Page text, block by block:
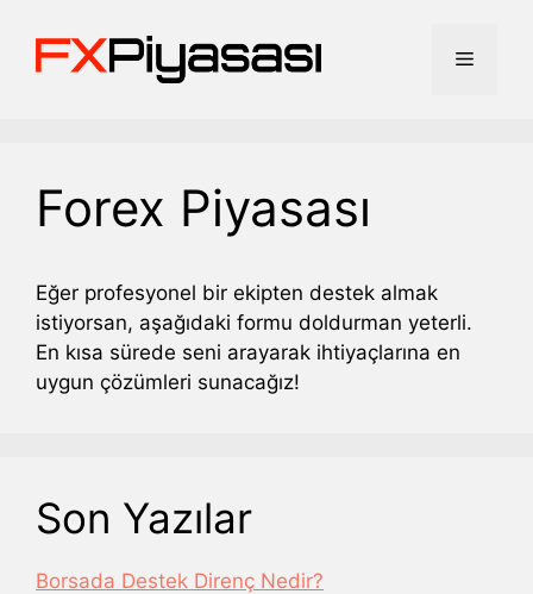
Menü
Forex Piyasası
Eğer profesyonel bir ekipten destek almak
istiyorsan, aşağıdaki formu doldurman yeterli.
En kısa sürede seni arayarak ihtiyaçlarına en
uygun çözümleri sunacağız!
Son Yazılar
Borsada Destek Direnç Nedir?